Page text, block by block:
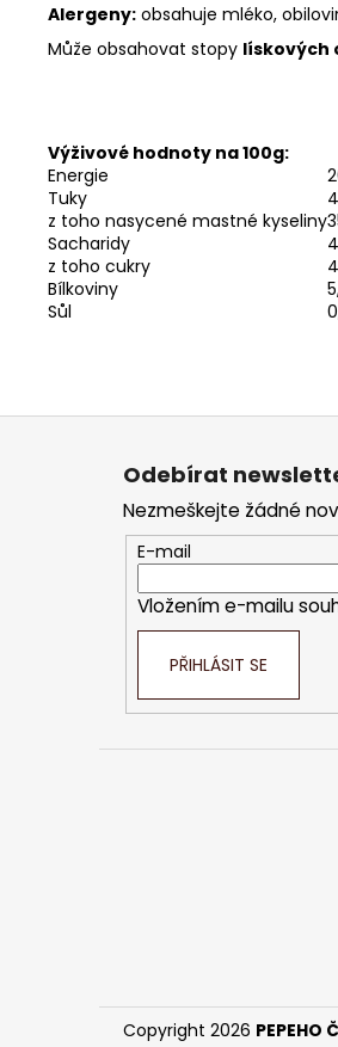
Alergeny: obsahuje mléko,
Může obsahovat stopy lískových
Výživové hodnoty na 100g:
Energie
Tuky
z toho nasycené mastné kyseliny
Sacharidy
z toho cukry
Bílkoviny
Sůl
Z
Odebírat
Nezmeškejte žádné
E-mail
Vložením e-mailu
PŘIHLÁSIT SE
Copyright 2026 PEPEHO